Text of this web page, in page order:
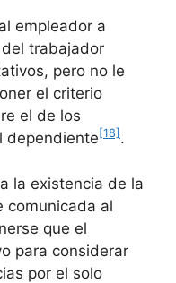
empleador a
trabajador
pero no le
el criterio
el de los
dependiente[18] .
la existencia de la
comunicada al
que el
para considerar
por el solo